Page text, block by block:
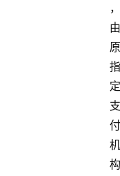
，
由
原
指
定
支
付
机
构